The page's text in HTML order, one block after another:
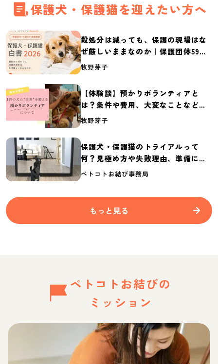
保護犬・保護猫を迎えたい方へ
殺処分は減っても、保護の現場はな
ぜ厳しいままなのか｜保護団体59団
体の実態調査【保護犬・保護猫白書
牧野芽子
【体験談】預かりボランティアと
は？条件や費用、大変なことなど紹
介
牧野芽子
保護犬・保護猫のトライアルって
何？見極め方や失敗理由、準備に必
要なものを紹介
ペトコトお結び事務局
もっと見る
ペトコトお結びの
ミッション